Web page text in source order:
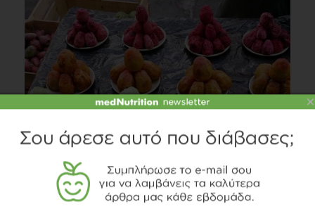
Διατροφή
2 λεπτά να διαβαστεί
×